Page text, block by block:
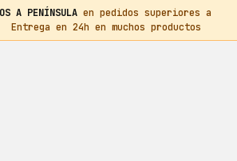
A PENÍNSULA en pedidos superiores a
en 24h en muchos productos